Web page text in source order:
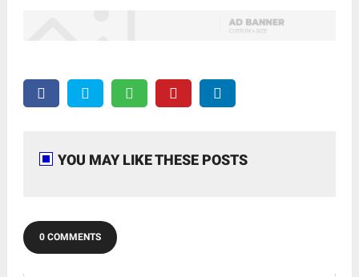
YOU MAY LIKE THESE POSTS
0 COMMENTS